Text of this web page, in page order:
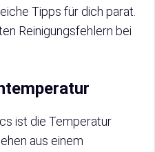
Tipps für dich parat.
Reinigungsfehlern bei
ist die Temperatur
aus einem